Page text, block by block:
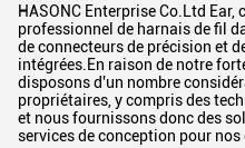
HASONC Enterprise Co.Ltd
professionnel de harnais de fil
de connecteurs de précision et
intégrées.En raison de notre
disposons d'un nombre
propriétaires, y compris des
et nous fournissons donc des
services de conception pour nos